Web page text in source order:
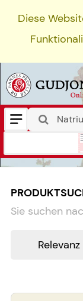
Diese
Sie suchen